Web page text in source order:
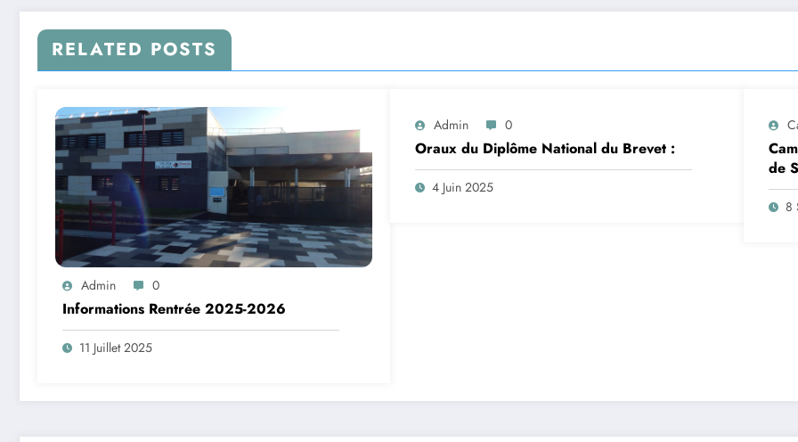
RELATED POSTS
Admin 0
Informations Rentrée 2025-2026
11 Juillet 2025
Admin 0
Oraux du Diplôme National du Brevet :
4 Juin 2025
de
8